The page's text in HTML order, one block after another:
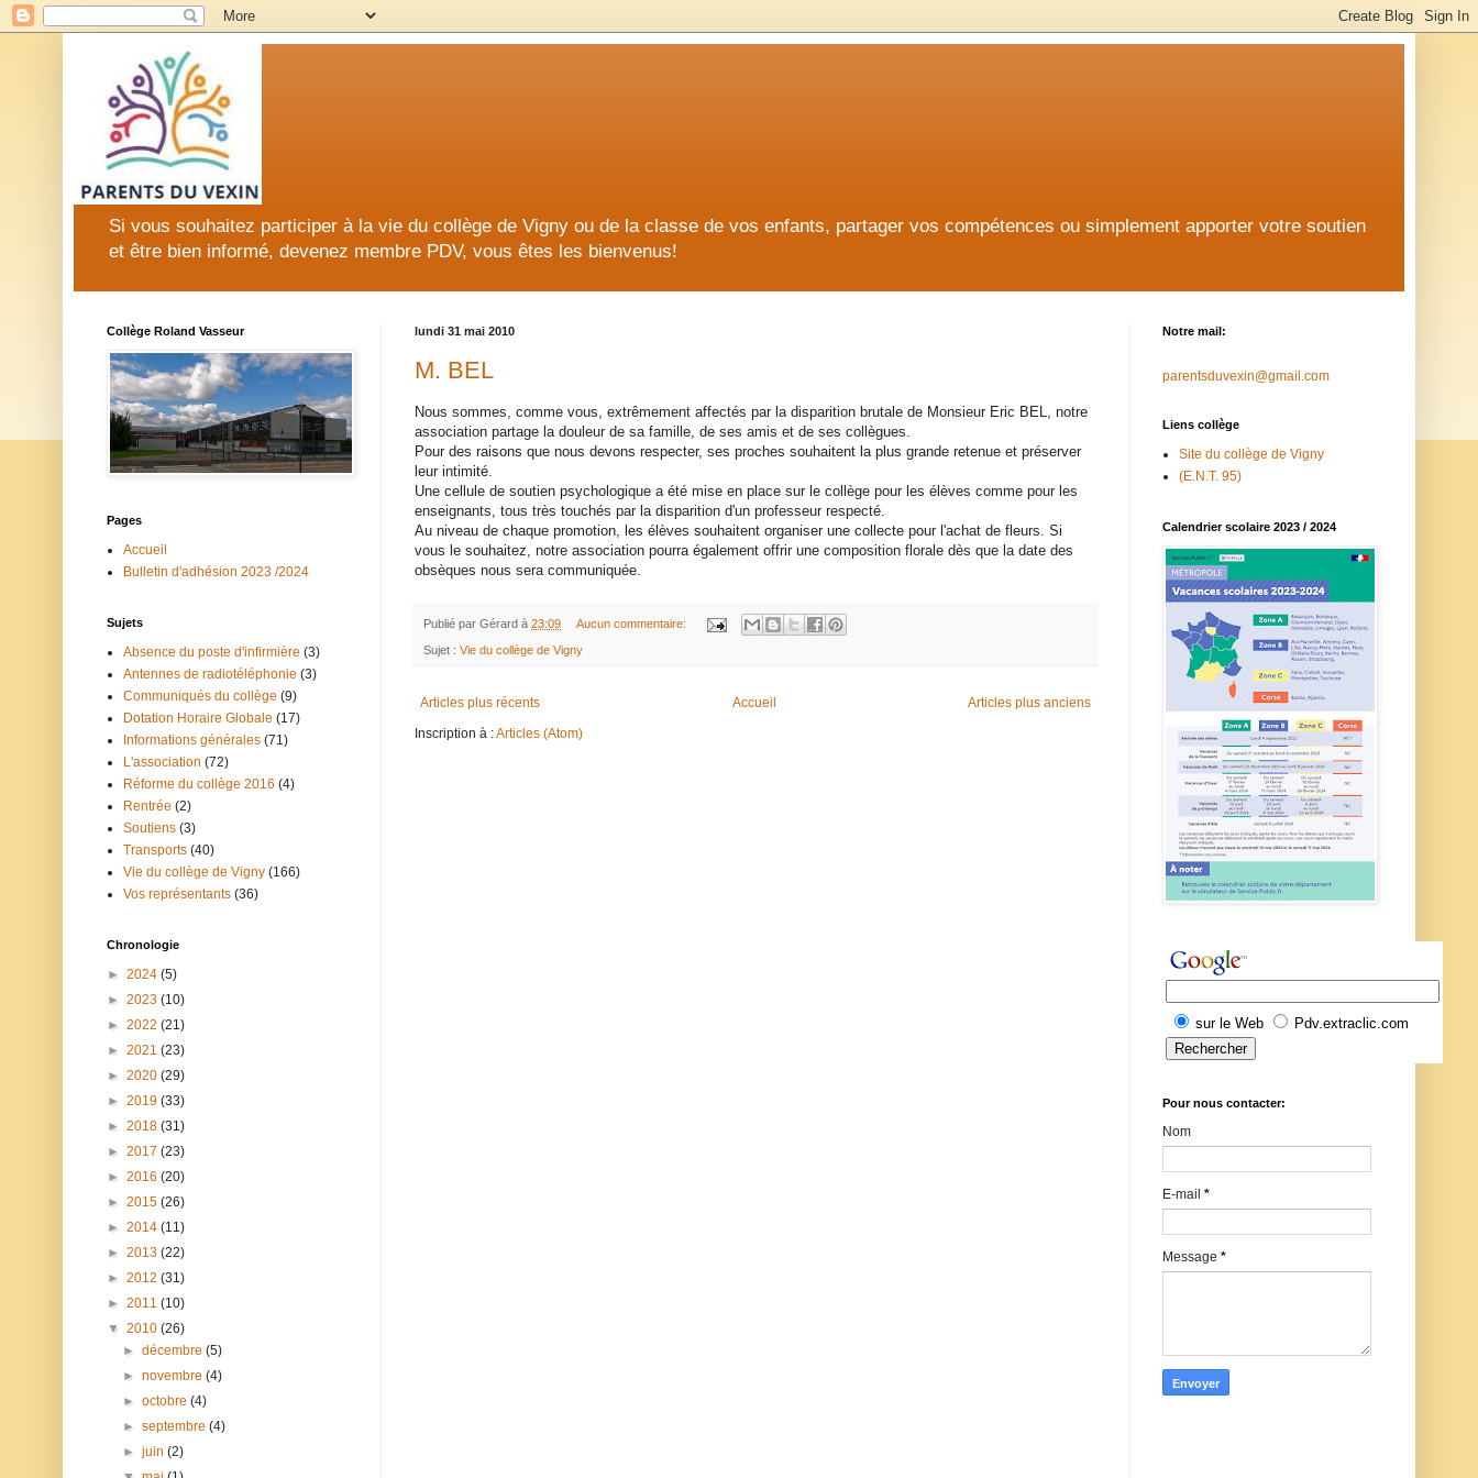
Si vous souhaitez participer à la vie du collège de Vigny ou de la classe de vos enfants, partager vos compétences ou simplement apporter votre soutien
et être bien informé, devenez membre PDV, vous êtes les bienvenus!
lundi 31 mai 2010
M. BEL
Nous sommes, comme vous, extrêmement affectés par la disparition brutale de Monsieur Eric BEL, notre
association partage la douleur de sa famille, de ses amis et de ses collègues.
Pour des raisons que nous devons respecter, ses proches souhaitent la plus grande retenue et préserver
leur intimité.
Une cellule de soutien psychologique a été mise en place sur le collège pour les élèves comme pour les
enseignants, tous très touchés par la disparition d'un professeur respecté.
Au niveau de chaque promotion, les élèves souhaitent organiser une collecte pour l'achat de fleurs. Si
vous le souhaitez, notre association pourra également offrir une composition florale dès que la date des
obsèques nous sera communiquée.
Publié par Gérard à 23:09 Aucun commentaire:
Sujet : Vie du collège de Vigny
Articles plus récents Articles plus anciens
Accueil
Inscription à :Articles (Atom)
Collège Roland Vasseur
Pages
Accueil
Bulletin d'adhésion 2023 /2024
Sujets
Absence du poste d'infirmière (3)
Antennes de radiotéléphonie (3)
Communiqués du collège (9)
Dotation Horaire Globale (17)
Informations générales (71)
L'association (72)
Réforme du collège 2016 (4)
Rentrée (2)
Soutiens (3)
Transports (40)
Vie du collège de Vigny (166)
Vos représentants (36)
Chronologie
► 2024 (5)
► 2023 (10)
► 2022 (21)
► 2021 (23)
► 2020 (29)
► 2019 (33)
► 2018 (31)
► 2017 (23)
► 2016 (20)
► 2015 (26)
► 2014 (11)
► 2013 (22)
► 2012 (31)
► 2011 (10)
▼ 2010 (26)
►décembre(5)
►novembre(4)
►octobre(4)
►septembre(4)
►juin(2)
Notre mail:
parentsduvexin@gmail.com
Liens collège
Site du collège de Vigny
(E.N.T. 95)
Calendrier scolaire 2023 / 2024
sur le Web Pdv.extraclic.com
Pour nous contacter:
Nom
E-mail *
Message *